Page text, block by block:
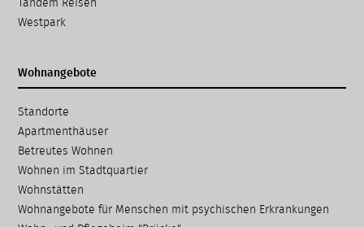
Tandem Reisen
Westpark
Wohnangebote
Navigation
überspringen
Standorte
Apartmenthäuser
Betreutes Wohnen
Wohnen im Stadtquartier
Wohnstätten
Wohnangebote für Menschen mit psychischen Erkrankungen